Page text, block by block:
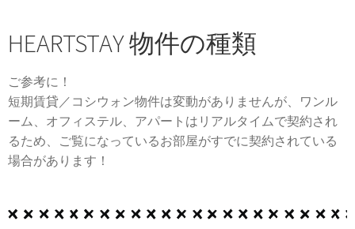
HEARTSTAY 物件の種類
ご参考に！
短期賃貸／コシウォン物件は変動がありませんが、ワンル
ーム、オフィステル、アパートはリアルタイムで契約され
るため、ご覧になっているお部屋がすでに契約されている
場合があります！